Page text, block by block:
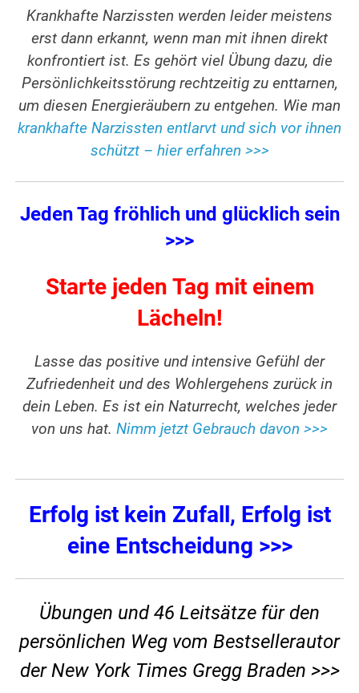
Krankhafte Narzissten werden leider meistens
erst dann erkannt, wenn man mit ihnen direkt
konfrontiert ist. Es gehört viel Übung dazu, die
Persönlichkeitsstörung rechtzeitig zu enttarnen,
um diesen Energieräubern zu entgehen. Wie man
krankhafte Narzissten entlarvt und sich vor ihnen
schützt – hier erfahren >>>
Jeden Tag fröhlich und glücklich sein
>>>
Starte jeden Tag mit einem
Lächeln!
Lasse das positive und intensive Gefühl der
Zufriedenheit und des Wohlergehens zurück in
dein Leben. Es ist ein Naturrecht, welches jeder
von uns hat. Nimm jetzt Gebrauch davon >>>
Erfolg ist kein Zufall, Erfolg ist
eine Entscheidung >>>
Übungen und 46 Leitsätze für den
persönlichen Weg vom Bestsellerautor
der New York Times Gregg Braden >>>